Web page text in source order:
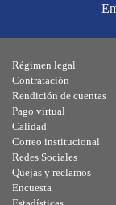
Régimen legal
Contratación
Rendición de cuentas
Pago virtual
Calidad
Correo institucional
Redes Sociales
Quejas y reclamos
Encuesta